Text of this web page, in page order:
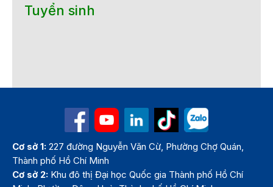
Tuyển sinh
Cơ sở 1: 227 đường Nguyễn Văn Cừ, Phường Chợ Quán,
Thành phố Hồ Chí Minh
Cơ sở 2: Khu đô thị Đại học Quốc gia Thành phố Hồ Chí